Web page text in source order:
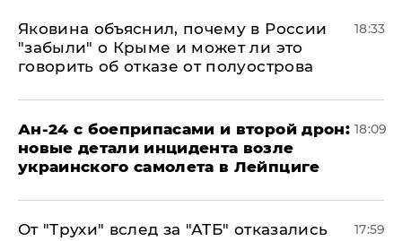
Яковина объяснил, почему в России
"забыли" о Крыме и может ли это
говорить об отказе от полуострова
18:33
Ан-24 с боеприпасами и второй дрон:
новые детали инцидента возле
украинского самолета в Лейпциге
18:09
От "Трухи" вслед за "АТБ" отказались
17:59